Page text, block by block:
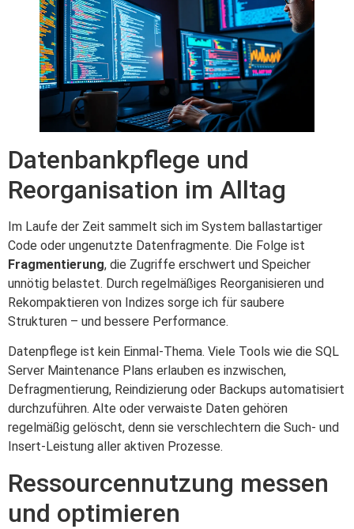
Datenbankpflege und
Reorganisation im Alltag
Im Laufe der Zeit sammelt sich im System ballastartiger
Code oder ungenutzte Datenfragmente. Die Folge ist
Fragmentierung, die Zugriffe erschwert und Speicher
unnötig belastet. Durch regelmäßiges Reorganisieren und
Rekompaktieren von Indizes sorge ich für saubere
Strukturen – und bessere Performance.
Datenpflege ist kein Einmal-Thema. Viele Tools wie die SQL
Server Maintenance Plans erlauben es inzwischen,
Defragmentierung, Reindizierung oder Backups automatisiert
durchzuführen. Alte oder verwaiste Daten gehören
regelmäßig gelöscht, denn sie verschlechtern die Such- und
Insert-Leistung aller aktiven Prozesse.
Ressourcennutzung messen
und optimieren